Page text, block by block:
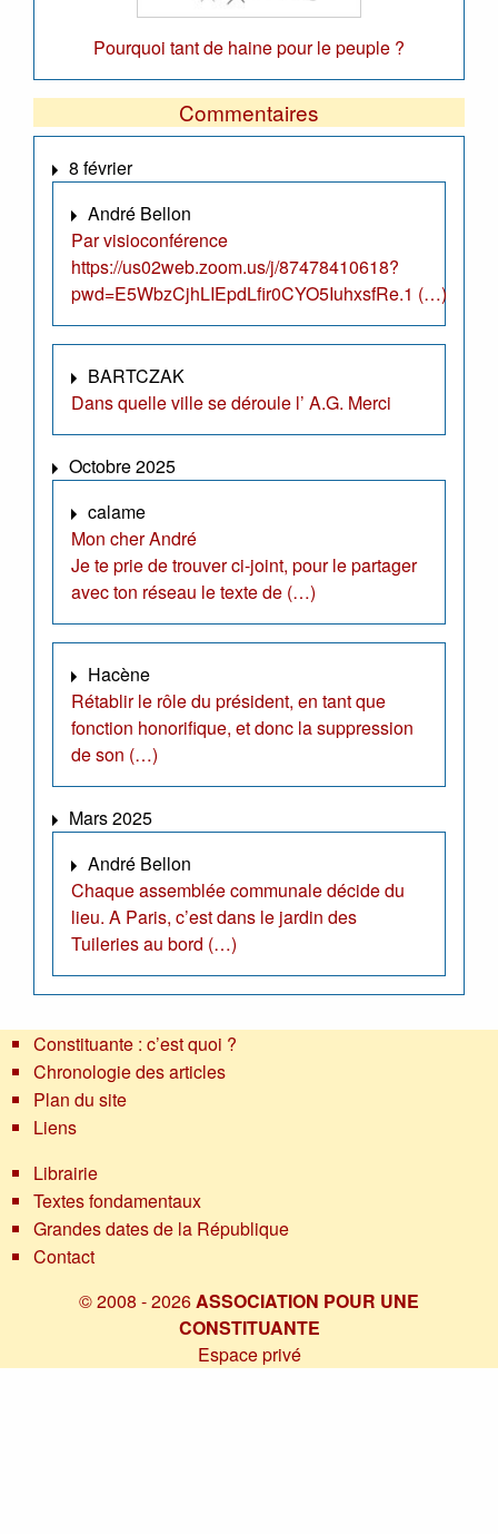
Pourquoi tant de haine pour le peuple ?
Commentaires
8 février
André Bellon
Par visioconférence
https://us02web.zoom.us/j/87478410618?
pwd=E5WbzCjhLIEpdLfir0CYO5IuhxsfRe.1 (…)
BARTCZAK
Dans quelle ville se déroule l’ A.G. Merci
Octobre 2025
calame
Mon cher André
Je te prie de trouver ci-joint, pour le partager
avec ton réseau le texte de (…)
Hacène
Rétablir le rôle du président, en tant que
fonction honorifique, et donc la suppression
de son (…)
Mars 2025
André Bellon
Chaque assemblée communale décide du
lieu. A Paris, c’est dans le jardin des
Tuileries au bord (…)
Constituante : c’est quoi ?
Chronologie des articles
Plan du site
Liens
Librairie
Textes fondamentaux
Grandes dates de la République
Contact
© 2008 - 2026ASSOCIATION POUR UNE
CONSTITUANTE
Espace privé